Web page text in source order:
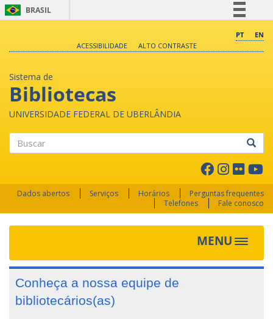
BRASIL
Comunica BR
PT
EN
ACESSIBILIDADE
ALTO CONTRASTE
Sistema de
Bibliotecas
UNIVERSIDADE FEDERAL DE UBERLÂNDIA
Dados abertos Serviços Horários
Perguntas frequentes
Telefones
Fale conosco
MENU Toggle
Conheça a nossa equipe de
bibliotecários(as)